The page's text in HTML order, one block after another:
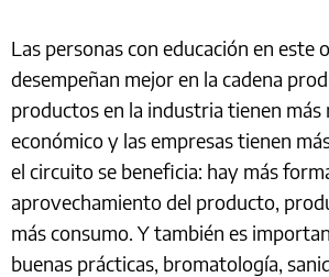
Las personas con educación en este
desempeñan mejor en la cadena
productos en la industria tienen
económico y las empresas tienen
el circuito se beneficia: hay más
aprovechamiento del producto,
más consumo. Y también es
buenas prácticas, bromatología,